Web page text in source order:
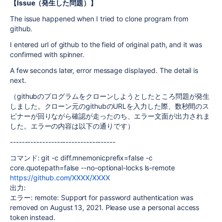
【Issue（発生した問題）】
The issue happened when I tried to clone program from
github.
I entered url of github to the field of original path, and it was
confirmed with spinner.
A few seconds later, error message displayed. The detail is
next.
（githubのプログラムをクローンしようとしたところ問題が発生
しました。クローン元のgithubのURLを入力した際、数秒間のス
ピナーが回りながら確認が走ったのち、エラー文面が出力されま
した。エラーの内容は以下の通りです）
------------------------------------
コマンド: git -c diff.mnemonicprefix=false -c
core.quotepath=false --no-optional-locks ls-remote
https://github.com/XXXX/XXXX
出力:
エラー: remote: Support for password authentication was
removed on August 13, 2021. Please use a personal access
token instead.